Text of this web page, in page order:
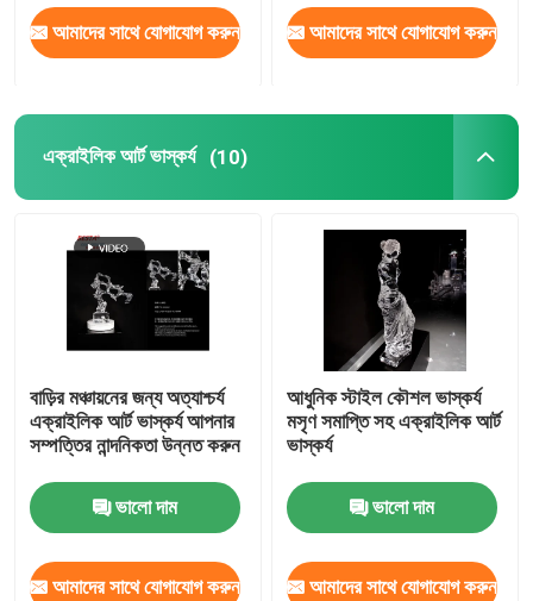
আমাদের সাথে যোগাযোগ করুন আমাদের সাথে যোগাযোগ করুন
এক্রাইলিক আর্ট ভাস্কর্য (10)
বাড়ির মঞ্চায়নের জন্য অত্যাশ্চর্য
এক্রাইলিক আর্ট ভাস্কর্য আপনার
সম্পত্তির নান্দনিকতা উন্নত করুন
ভালো দাম
আমাদের সাথে যোগাযোগ করুন
আধুনিক স্টাইল কৌশল ভাস্কর্য
মসৃণ সমাপ্তি সহ এক্রাইলিক আর্ট
ভাস্কর্য
ভালো দাম
আমাদের সাথে যোগাযোগ করুন